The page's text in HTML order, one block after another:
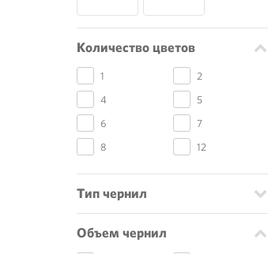
Количество цветов
1
2
4
5
6
7
8
12
Тип чернил
Объем чернил